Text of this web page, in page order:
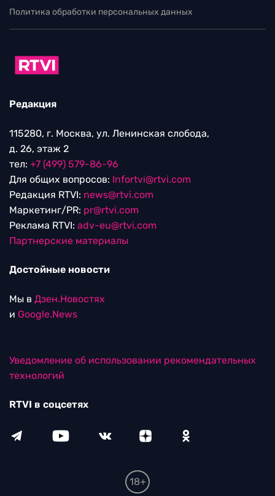
Политика обработки персональных данных
Редакция
115280, г. Москва, ул. Ленинская слобода,
д. 26, этаж 2
тел: +7 (499) 579-86-96
Для общих вопросов: Infortvi@rtvi.com
Редакция RTVI: news@rtvi.com
Маркетинг/PR: pr@rtvi.com
Реклама RTVI: adv-eu@rtvi.com
Партнерские материалы
Достойные новости
Мы в Дзен.Новостях
и Google.News
Уведомление об использовании рекомендательных
технологий
RTVI в соцсетях
18+